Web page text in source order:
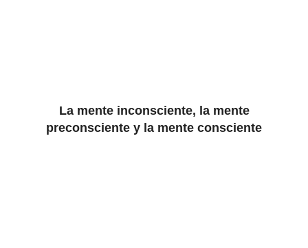
La mente inconsciente, la mente
preconsciente y la mente consciente